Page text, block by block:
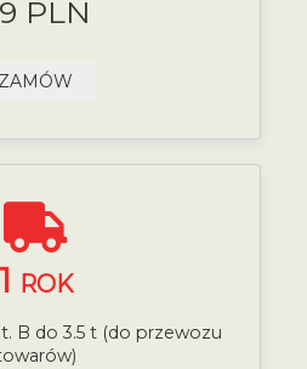
PLN
ZAMÓW
1 ROK
B do 3.5 t (do przewozu